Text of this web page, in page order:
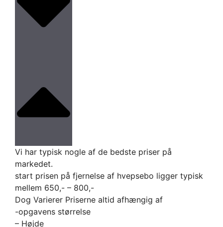
Vi har typisk nogle af de bedste priser på
markedet.
start prisen på fjernelse af hvepsebo ligger typisk
mellem 650,- – 800,-
Dog Varierer Priserne altid afhængig af
-opgavens størrelse
– Højde